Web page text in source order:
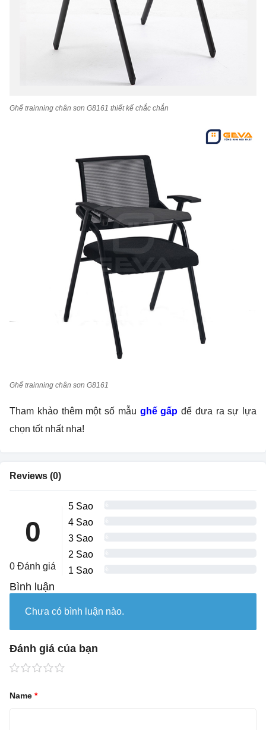
Ghế trainning chân sơn G8161 thiết kế chắc chắn
Ghế trainning chân sơn G8161
Tham khảo thêm một số mẫu ghế gấp để đưa ra sự lựa
chọn tốt nhất nha!
Reviews (0)
0
0 Đánh giá 1 Sao
2 Sao
3 Sao
4 Sao
5 Sao
Bình luận
Chưa có bình luận nào.
Đánh giá của bạn
Name *